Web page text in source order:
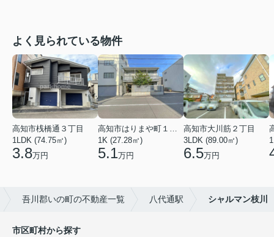
よく見られている物件
高知市桟橋通３丁目
1LDK (74.75㎡)
3.8万円
高知市はりまや町１丁目
1K (27.28㎡)
5.1万円
高知市大川筋２丁目
3LDK (89.00㎡)
6.5万円
吾川郡いの町の不動産一覧 八代通駅 シャルマン枝川
市区町村から探す